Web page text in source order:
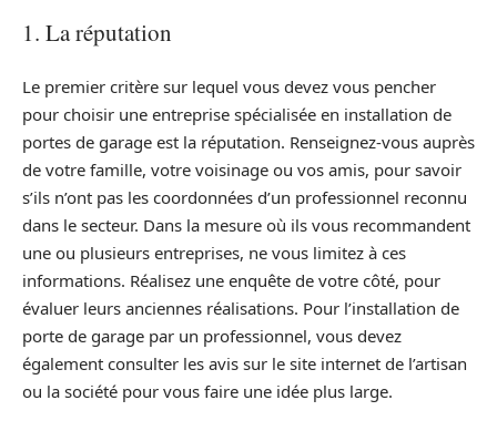
1. La réputation
Le premier critère sur lequel vous devez vous pencher
pour choisir une entreprise spécialisée en installation de
portes de garage est la réputation. Renseignez-vous auprès
de votre famille, votre voisinage ou vos amis, pour savoir
s’ils n’ont pas les coordonnées d’un professionnel reconnu
dans le secteur. Dans la mesure où ils vous recommandent
une ou plusieurs entreprises, ne vous limitez à ces
informations. Réalisez une enquête de votre côté, pour
évaluer leurs anciennes réalisations. Pour l’installation de
porte de garage par un professionnel, vous devez
également consulter les avis sur le site internet de l’artisan
ou la société pour vous faire une idée plus large.